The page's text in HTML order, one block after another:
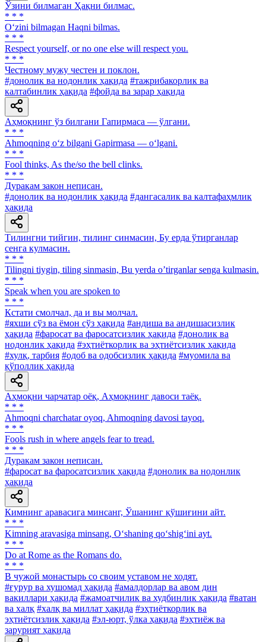
Ўзини билмаган Ҳақни билмас.
* * *
O‘zini bilmagan Haqni bilmas.
* * *
Respect yourself, or no one else will respect you.
* * *
Честному мужу честен и поклон.
#донолик ва нодонлик ҳақида #тажрибакорлик ва
калтабинлик ҳақида #фойда ва зарар ҳақида
Аҳмоқнинг ўз билгани Гапирмаса — ўлгани.
* * *
Ahmoqning o‘z bilgani Gapirmasa — o‘lgani.
* * *
Fool thinks, As the/so the bell clinks.
* * *
Дуракам закон неписан.
#донолик ва нодонлик ҳақида #дангасалик ва калтафаҳмлик
ҳақида
Тилингни тийгин, тилинг синмасин, Бу ерда ўтирганлар
сенга кулмасин.
* * *
Tilingni tiygin, tiling sinmasin, Bu yerda oʼtirganlar senga kulmasin.
* * *
Speak when you are spoken to
* * *
Кстати смолчал, да и вы молчал.
#яхши сўз ва ёмон сўз ҳақида #андиша ва андишасизлик
ҳақида #фаросат ва фаросатсизлик ҳақида #донолик ва
нодонлик ҳақида #эҳтиёткорлик ва эҳтиётсизлик ҳақида
#хулқ, тарбия #одоб ва одобсизлик ҳақида #муомила ва
қўполлик ҳақида
Аҳмоқни чарчатар оёқ, Аҳмоқнинг давоси таёқ.
* * *
Ahmoqni charchatar oyoq, Ahmoqning davosi tayoq.
* * *
Fools rush in where angels fear to tread.
* * *
Дуракам закон неписан.
#фаросат ва фаросатсизлик ҳақида #донолик ва нодонлик
ҳақида
Кимнинг аравасига минсанг, Ўшанинг қўшиғини айт.
* * *
Kimning aravasiga minsang, O‘shaning qo‘shig‘ini ayt.
* * *
Do at Rome as the Romans do.
* * *
В чужой монастырь со своим уставом не ходят.
#ғурур ва хушомад ҳақида #амалдорлар ва авом дин
вакиллари ҳақида #жамоатчилик ва худбинлик ҳақида #ватан
ва халқ #халқ ва миллат ҳақида #эҳтиёткорлик ва
эҳтиётсизлик ҳақида #эл-юрт, ўлка ҳақида #эҳтиёж ва
зарурият ҳақида